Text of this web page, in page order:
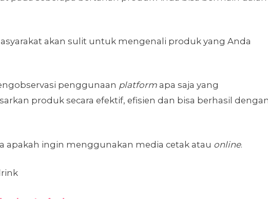
akan sulit untuk mengenali produk yang Anda
penggunaan platform apa saja yang
produk secara efektif, efisien dan bisa berhasil
apakah ingin menggunakan media cetak atau online.